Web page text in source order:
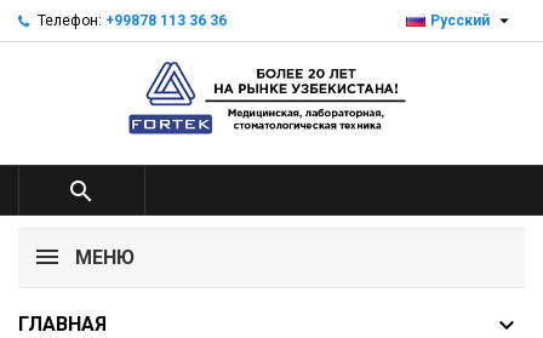
Телефон: +99878 113 36 36 Русский 

МЕНЮ
ГЛАВНАЯ